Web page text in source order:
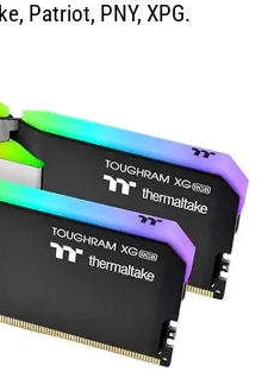
Patriot, PNY, XPG.